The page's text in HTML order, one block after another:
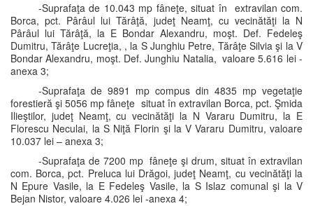
-Suprafaţa de 10.043 mp fâneţe, situat în extravilan com.
Borca, pct. Pârâul lui Tărâţă, judeţ Neamţ, cu vecinătăţi la N
Pârâul lui Tărâţă, la E Bondar Alexandru, moşt. Def. Fedeleş
Dumitru, Tărâţe Lucreţia, , la S Junghiu Petre, Tărâţe Silvia şi la V
Bondar Alexandru, moşt. Def. Junghiu Natalia, valoare 5.616 lei -
anexa 3;
-Suprafaţa de 9891 mp compus din 4835 mp vegetaţie
forestieră şi 5056 mp fâneţe situat în extravilan Borca, pct. Şmida
Ilieştilor, judeţ Neamţ, cu vecinătăţi la N Vararu Dumitru, la E
Florescu Neculai, la S Niţă Florin şi la V Vararu Dumitru, valoare
10.037 lei – anexa 3;
-Suprafaţa de 7200 mp fâneţe şi drum, situat în extravilan
com. Borca, pct. Preluca lui Drăgoi, judeţ Neamţ, cu vecinătăţi la
N Epure Vasile, la E Fedeleş Vasile, la S Islaz comunal şi la V
Bejan Nistor, valoare 4.026 lei -anexa 4;